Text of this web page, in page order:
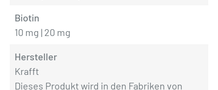
Biotin
10 mg | 20 mg
Hersteller
Krafft
Dieses Produkt wird in den Fabriken von